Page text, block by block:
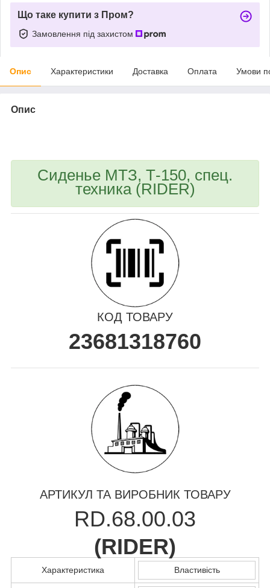
Що таке купити з Пром?
Замовлення під захистом
Опис Характеристики Доставка Оплата Умови
Опис
Сиденье МТЗ, Т-150, спец.
техника (RIDER)
КОД ТОВАРУ
23681318760
АРТИКУЛ ТА ВИРОБНИК ТОВАРУ
RD.68.00.03
(RIDER)
Характеристика Властивість